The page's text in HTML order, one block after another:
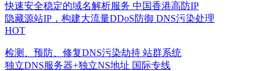
快速安全稳定的域名解析服务 中国香港高防IP
隐藏源站IP，构建大流量DDoS防御 DNS污染处理
HOT
检测、预防、修复DNS污染劫持 站群系统
独立DNS服务器+独立NS地址 国际专线